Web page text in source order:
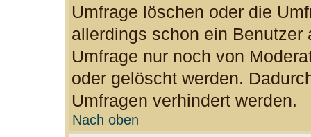
Umfrage löschen oder die
allerdings schon ein
Umfrage nur noch von
oder gelöscht werden.
Umfragen verhindert werden.
Nach oben